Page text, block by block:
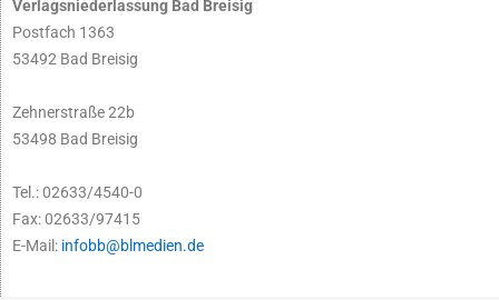
Verlagsniederlassung Bad Breisig
Postfach 1363
53492 Bad Breisig
Zehnerstraße 22b
53498 Bad Breisig
Tel.: 02633/4540-0
Fax: 02633/97415
E-Mail: infobb@blmedien.de